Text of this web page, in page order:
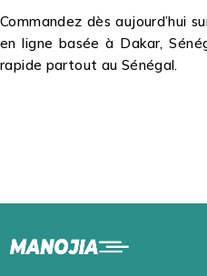
Commandez dès aujourd’hui
en ligne basée à Dakar,
rapide partout au Sénégal.